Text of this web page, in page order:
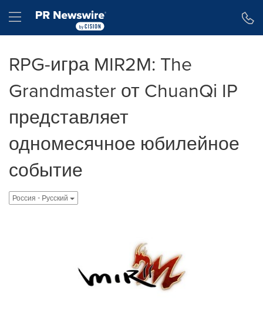
Hamburger menu
RPG-игра MIR2M: The
Grandmaster от ChuanQi IP
представляет
одномесячное юбилейное
событие
Россия - Pусский